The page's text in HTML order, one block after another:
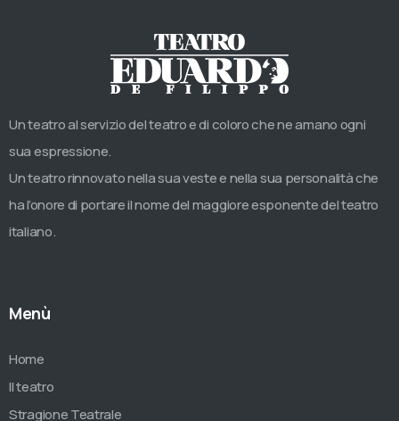
Un teatro al servizio del teatro e di coloro che ne amano ogni
sua espressione.
Un teatro rinnovato nella sua veste e nella sua personalità che
ha l’onore di portare il nome del maggiore esponente del teatro
italiano.
Menù
Home
Il teatro
Stragione Teatrale